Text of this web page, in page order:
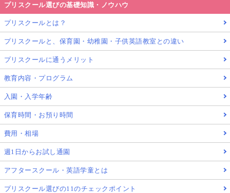
プリスクール選びの基礎知識・ノウハウ
プリスクールとは？
プリスクールと、保育園・幼稚園・子供英語教室との違い
プリスクールに通うメリット
教育内容・プログラム
入園・入学年齢
保育時間・お預り時間
費用・相場
週1日からお試し通園
アフタースクール・英語学童とは
プリスクール選びの11のチェックポイント